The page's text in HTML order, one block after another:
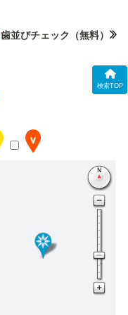
検索TOP
歯並びチェック （無料）